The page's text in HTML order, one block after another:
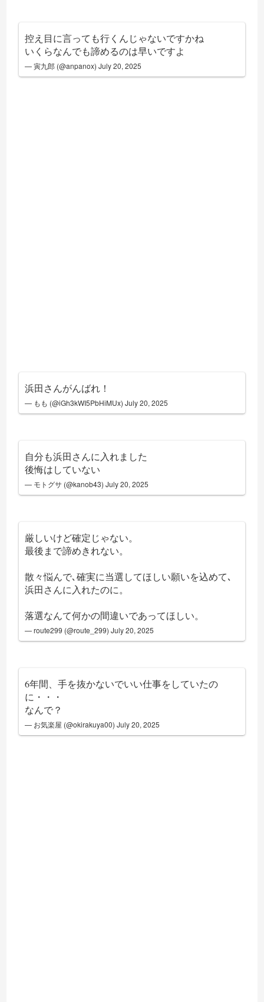
控え目に言っても行くんじゃないですかね
いくらなんでも諦めるのは早いですよ
— 寅九郎 (@anpanox)July 20, 2025
浜田さんがんばれ！
— もも (@iGh3kWI5PbHiMUx)July 20, 2025
自分も浜田さんに入れました
後悔はしていない
— モトグサ (@kanob43)July 20, 2025
厳しいけど確定じゃない。
最後まで諦めきれない。
散々悩んで､確実に当選してほしい願いを込めて､
浜田さんに入れたのに。
落選なんて何かの間違いであってほしい。
— route299 (@route_299)July 20, 2025
6年間、手を抜かないでいい仕事をしていたの
に・・・
なんで？
— お気楽屋 (@okirakuya00)July 20, 2025